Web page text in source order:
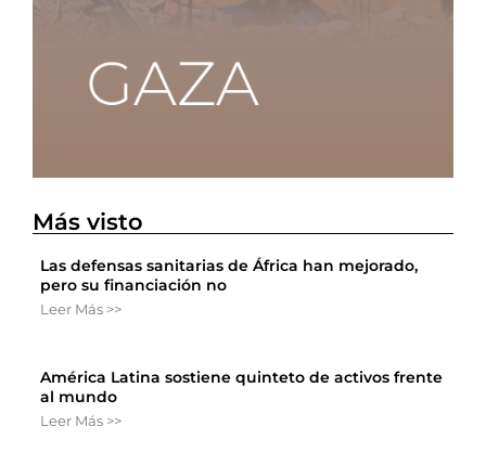
Más visto
Las defensas sanitarias de África han mejorado,
pero su financiación no
Leer Más >>
América Latina sostiene quinteto de activos frente
al mundo
Leer Más >>